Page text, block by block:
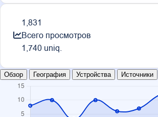
1,831
Всего просмотров
1,740 uniq.
Обзор География Устройства Источники